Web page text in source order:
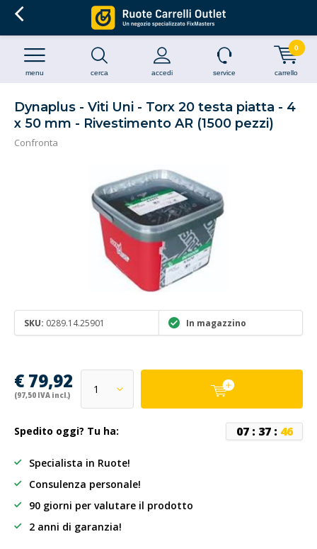
cerca accedi
menu service carrello
0
Dynaplus - Viti Uni - Torx 20 testa piatta - 4
x 50 mm - Rivestimento AR (1500 pezzi)
Confronta
SKU: 0289.14.25901 In magazzino
€ 79,92
(97,50 IVA incl.)
Spedito oggi? Tu ha: 07: 37: 46
Specialista in Ruote!
Consulenza personale!
90 giorni per valutare il prodotto
2 anni di garanzia!